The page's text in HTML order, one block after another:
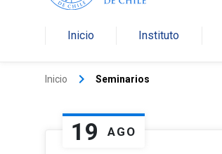
Inicio Instituto
Inicio keyboard_arrow_right Seminarios
19 AGO